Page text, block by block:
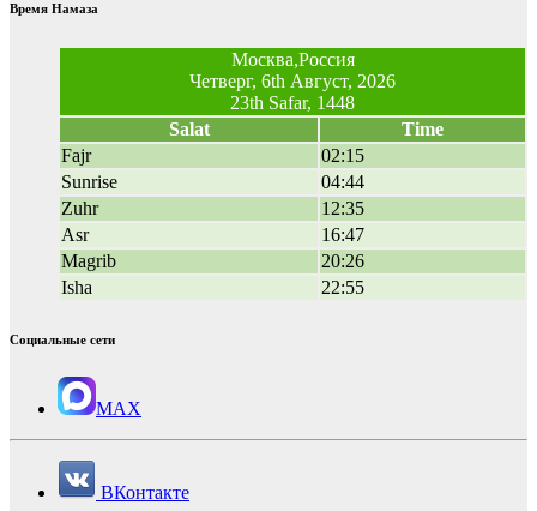
Время Намаза
Москва,Россия
Четверг, 6th Август, 2026
23th Safar, 1448
Salat
Time
Fajr
02:15
Sunrise
04:44
Zuhr
12:35
Asr
16:47
Magrib
20:26
Isha
22:55
Социальные сети
MAX
ВКонтакте